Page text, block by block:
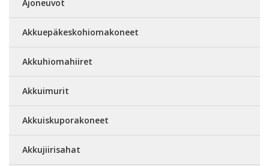
Ajoneuvot
Akkuepäkeskohiomakoneet
Akkuhiomahiiret
Akkuimurit
Akkuiskuporakoneet
Akkujiirisahat